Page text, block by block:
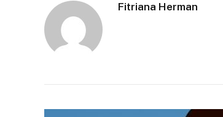
Fitriana Herman